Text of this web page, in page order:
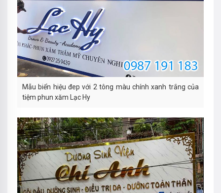
Mẫu biển hiệu đep với 2 tông màu chính xanh trắng của
tiệm phun xăm Lạc Hy